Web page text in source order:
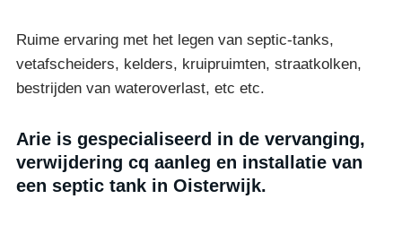
Ruime ervaring met het legen van septic-tanks,
vetafscheiders, kelders, kruipruimten, straatkolken,
bestrijden van wateroverlast, etc etc.
Arie is gespecialiseerd in de vervanging,
verwijdering cq aanleg en installatie van
een septic tank in Oisterwijk.